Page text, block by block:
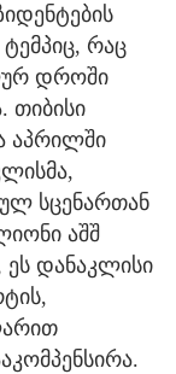
რაც
დროში
თიბისი
აპრილში
სცენართან
აშშ
დანაკლისი